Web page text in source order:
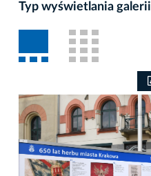
Typ wyświetlania galerii